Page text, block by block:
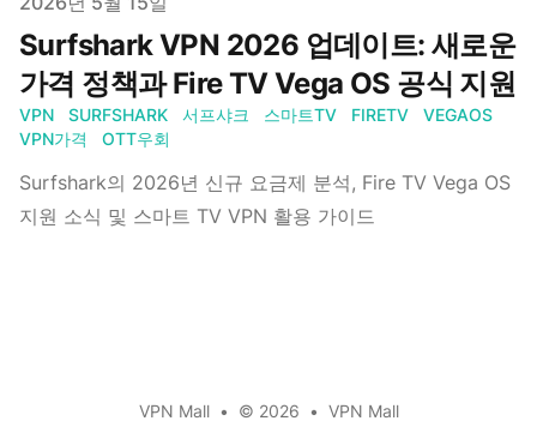
Surfshark VPN 2026 업데이트: 새로운
가격 정책과 Fire TV Vega OS 공식 지원
VPN SURFSHARK 서프샤크 스마트TV FIRETV
VEGAOS
VPN가격
OTT우회
Surfshark의 2026년 신규 요금제 분석, Fire TV Vega OS
지원 소식 및 스마트 TV VPN 활용 가이드
VPN Mall • © 2026 • VPN Mall